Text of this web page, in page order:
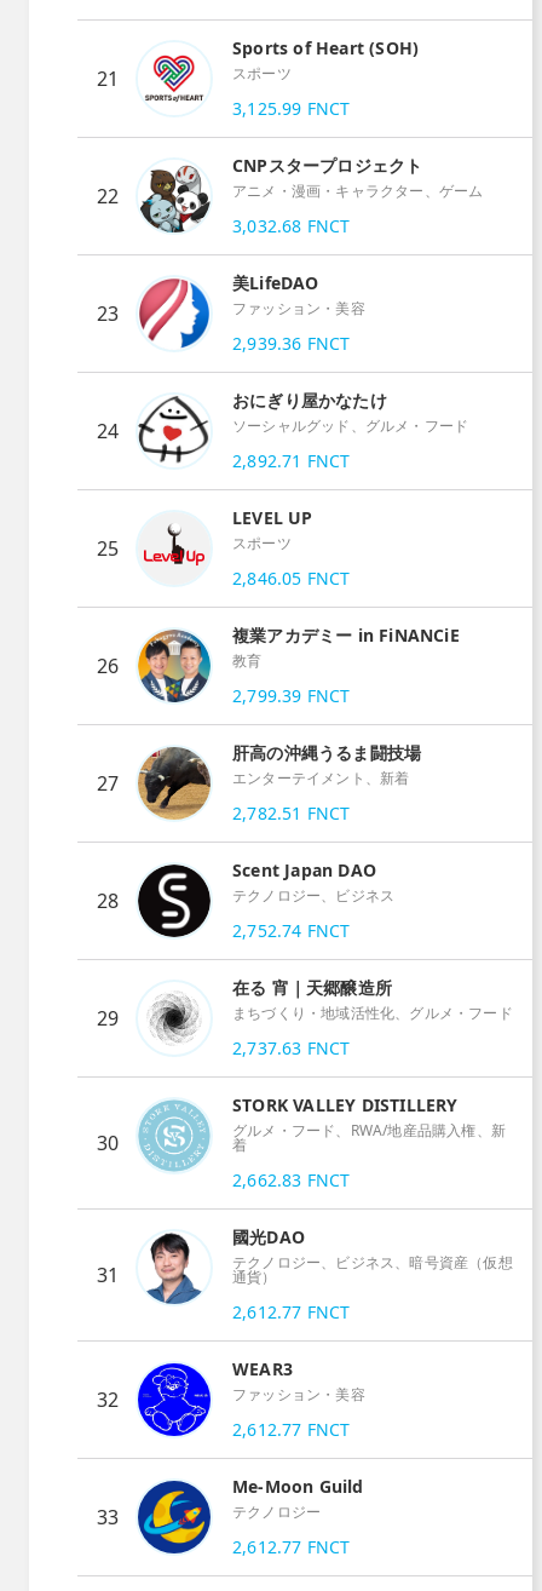
21
Sports of Heart (SOH)
スポーツ
3,125.99 FNCT
22
CNPスタープロジェクト
アニメ・漫画・キャラクター、ゲーム
3,032.68 FNCT
23
美LifeDAO
ファッション・美容
2,939.36 FNCT
24
おにぎり屋かなたけ
ソーシャルグッド、グルメ・フード
2,892.71 FNCT
25
LEVEL UP
スポーツ
2,846.05 FNCT
26
複業アカデミー in FiNANCiE
教育
2,799.39 FNCT
27
肝高の沖縄うるま闘技場
エンターテイメント、新着
2,782.51 FNCT
28
Scent Japan DAO
テクノロジー、ビジネス
2,752.74 FNCT
29
在る 宵｜天郷醸造所
まちづくり・地域活性化、グルメ・フード
2,737.63 FNCT
30
STORK VALLEY DISTILLERY
グルメ・フード、RWA/地産品購入権、新
着
2,662.83 FNCT
31
國光DAO
テクノロジー、ビジネス、暗号資産（仮想
通貨）
2,612.77 FNCT
32
WEAR3
ファッション・美容
2,612.77 FNCT
33
Me-Moon Guild
テクノロジー
2,612.77 FNCT